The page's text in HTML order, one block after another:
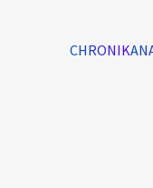
CHRONIK